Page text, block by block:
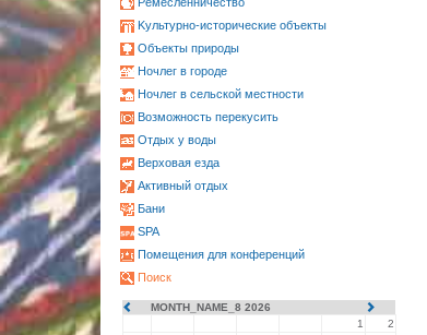
Kультурно-историческиe объекты
Oбъекты природы
Ночлег в городе
Ночлег в сельской местности
Возможность перекусить
Oтдых у воды
Верховая езда
Активный отдых
Бани
SPA
Помещения для конференций
Поиск
MONTH_NAME_8 2026
1
2